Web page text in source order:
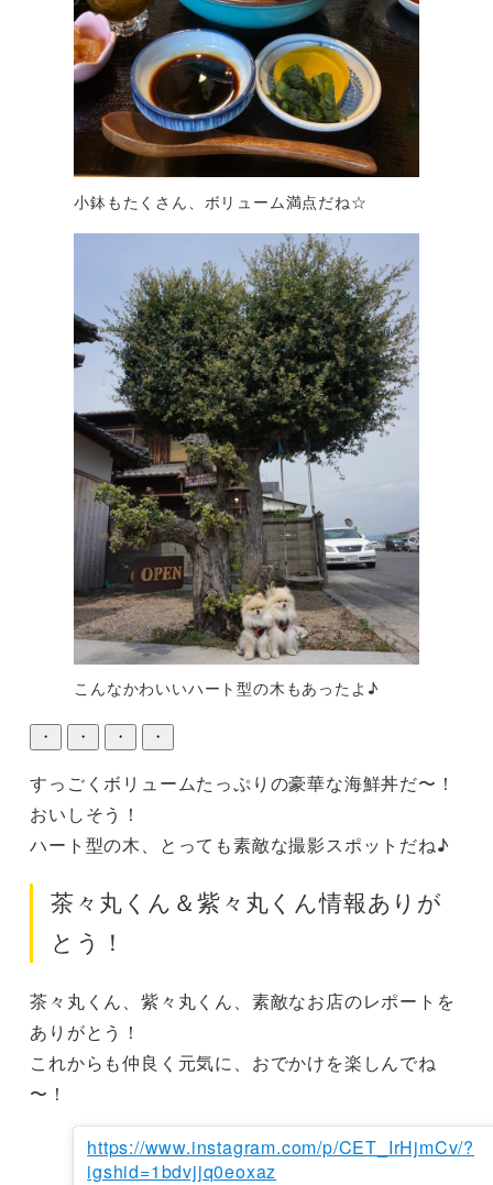
小鉢もたくさん、ボリューム満点だね☆
こんなかわいいハート型の木もあったよ♪
・ ・ ・ ・
すっごくボリュームたっぷりの豪華な海鮮丼だ〜！
おいしそう！
ハート型の木、とっても素敵な撮影スポットだね♪
茶々丸くん＆紫々丸くん情報ありが
とう！
茶々丸くん、紫々丸くん、素敵なお店のレポートを
ありがとう！
これからも仲良く元気に、おでかけを楽しんでね
〜！
https://www.instagram.com/p/CET_IrHjmCv/?
igshid=1bdvjjq0eoxaz